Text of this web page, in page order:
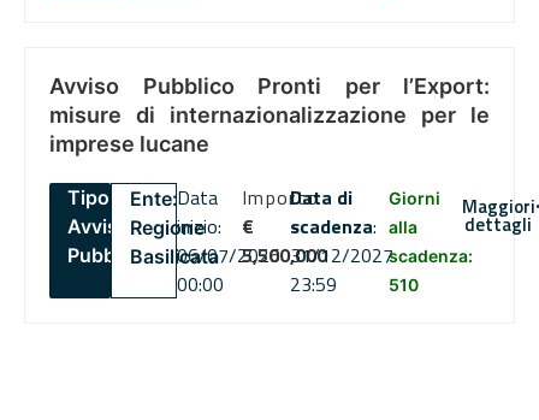
Avviso Pubblico Pronti per l’Export:
misure di internazionalizzazione per le
imprese lucane
Tipo:
Avviso
Pubblico
Ente:
Regione
Basilicata
Data
inizio:
06/07/2026
00:00
Importo
€
5,500,000
Data di
scadenza:
31/12/2027
23:59
Giorni
alla
scadenza:
510
Maggiori
dettagli